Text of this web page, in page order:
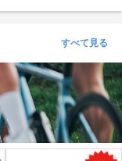
すべて見る